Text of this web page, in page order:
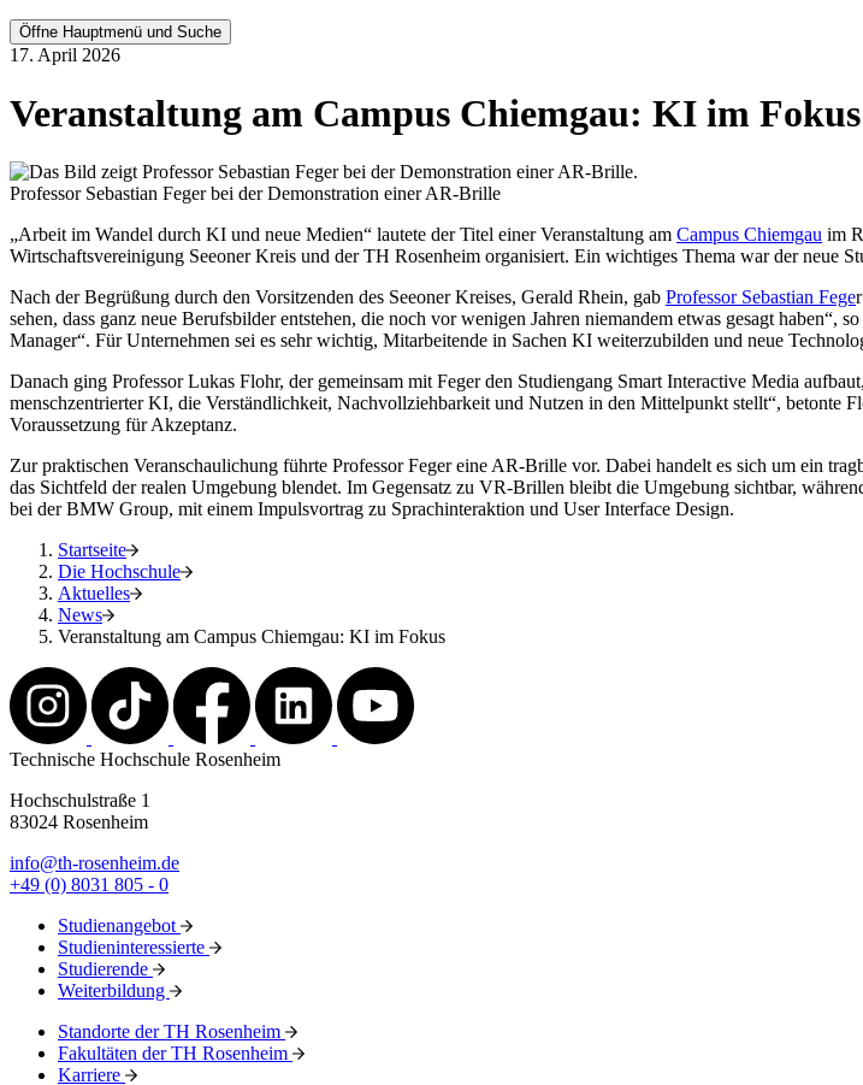
Öffne Hauptmenü und Suche
17. April 2026
Veranstaltung am Campus Chiemgau: KI im Fokus
Professor Sebastian Feger bei der Demonstration einer AR-Brille
„Arbeit im Wandel durch KI und neue Medien“ lautete der Titel einer Veranstaltung am Campus Chiemgau im
Wirtschaftsvereinigung Seeoner Kreis und der TH Rosenheim organisiert. Ein wichtiges Thema war der neue
Nach der Begrüßung durch den Vorsitzenden des Seeoner Kreises, Gerald Rhein, gab Professor Sebastian Fege
sehen, dass ganz neue Berufsbilder entstehen, die noch vor wenigen Jahren niemandem etwas gesagt
Manager“. Für Unternehmen sei es sehr wichtig, Mitarbeitende in Sachen KI weiterzubilden und neue
Danach ging Professor Lukas Flohr, der gemeinsam mit Feger den Studiengang Smart Interactive Media
menschzentrierter KI, die Verständlichkeit, Nachvollziehbarkeit und Nutzen in den Mittelpunkt stellt“, betonte
Voraussetzung für Akzeptanz.
Zur praktischen Veranschaulichung führte Professor Feger eine AR-Brille vor. Dabei handelt es sich um ein
das Sichtfeld der realen Umgebung blendet. Im Gegensatz zu VR-Brillen bleibt die Umgebung sichtbar,
bei der BMW Group, mit einem Impulsvortrag zu Sprachinteraktion und User Interface Design.
Startseite
Die Hochschule
Aktuelles
News
Veranstaltung am Campus Chiemgau: KI im Fokus
Technische Hochschule Rosenheim
Hochschulstraße 1
83024 Rosenheim
info@th-rosenheim.de
+49 (0) 8031 805 - 0
Studienangebot
Studieninteressierte
Studierende
Weiterbildung
Standorte der TH Rosenheim
Fakultäten der TH Rosenheim
Karriere